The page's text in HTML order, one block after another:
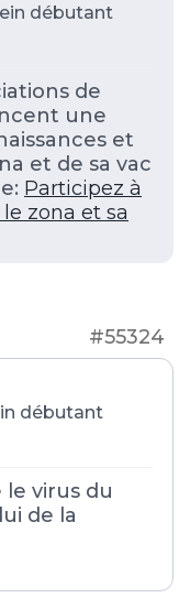
débutant
de
une
et
et de sa vac
Participez à
zona et sa
#55324
débutant
virus du
de la